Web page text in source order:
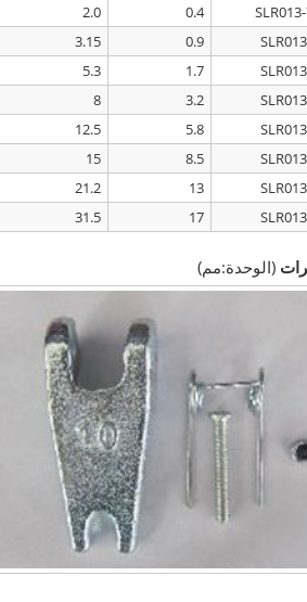
0.4
2.0
0.9
3.15
1.7
5.3
3.2
8
5.8
12.5
8.5
15
13
21.2
17
31.5
(الوحدة:مم)